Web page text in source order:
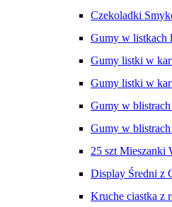
Czekoladki
Gumy w listkach
Gumy listki w
Gumy listki w
Gumy w
Gumy w
25 szt Mieszanki
Display Średni z
Kruche ciastka z